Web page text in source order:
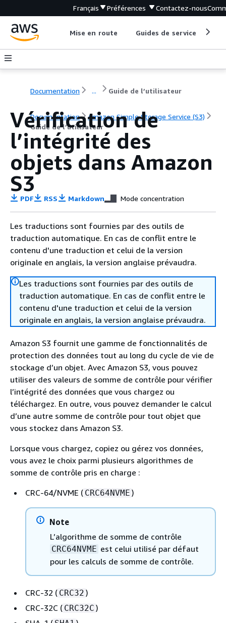
Français Préférences Contactez-nous
Mise en route Guides de service
Documentation ... Guide de l’utilisateur
Documentation
Amazon Simple Storage Service (S3)
Guide de l’utilisateur
Vérification de
l’intégrité des
objets dans Amazon
S3
PDF RSS Markdown Mode concentration
Les traductions sont fournies par des outils de
traduction automatique. En cas de conflit entre le
contenu d'une traduction et celui de la version
originale en anglais, la version anglaise prévaudra.
Les traductions sont fournies par des outils de
traduction automatique. En cas de conflit entre le
contenu d'une traduction et celui de la version
originale en anglais, la version anglaise prévaudra.
Amazon S3 fournit une gamme de fonctionnalités de
protection des données tout au long du cycle de vie de
stockage d’un objet. Avec Amazon S3, vous pouvez
utiliser des valeurs de somme de contrôle pour vérifier
l’intégrité des données que vous chargez ou
téléchargez. En outre, vous pouvez demander le calcul
d’une autre somme de contrôle pour tout objet que
vous stockez dans Amazon S3.
Lorsque vous chargez, copiez ou gérez vos données,
vous avez le choix parmi plusieurs algorithmes de
somme de contrôle pris en charge :
CRC-64/NVME ( CRC64NVME )
Note
L’algorithme de somme de contrôle
CRC64NVME est celui utilisé par défaut
pour les calculs de somme de contrôle.
CRC-32 ( CRC32 )
CRC-32C ( CRC32C )